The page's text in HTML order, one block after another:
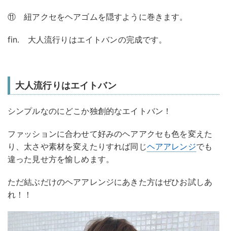
⑪ 紐アクセをヘアゴムを隠すように巻きます。
fin. 大人流行りはエイトバンの完成です。
大人流行りはエイトバン
シンプルなのにどこか独創的なエイトバン！
ファッションに合わせて好みのヘアアクセも色を変えた
り、太さや素材を変えたりすれば同じヘアアレンジでも
違った見せ方を愉しめます。
ただ結ぶだけのヘアアレンジにあきた方はぜひお試しあ
れ！！